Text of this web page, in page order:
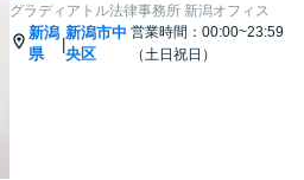
グラディアトル法律事務所 新潟オフィス
新潟
県
|
新潟市中
央区
営業時間：00:00~23:59
（土日祝日）